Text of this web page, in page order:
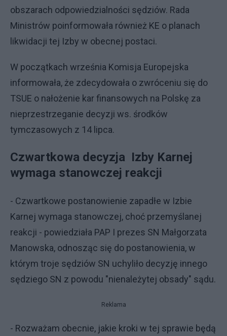
obszarach odpowiedzialności sędziów. Rada
Ministrów poinformowała również KE o planach
likwidacji tej Izby w obecnej postaci.
W początkach września Komisja Europejska
informowała, że zdecydowała o zwróceniu się do
TSUE o nałożenie kar finansowych na Polskę za
nieprzestrzeganie decyzji ws. środków
tymczasowych z 14 lipca.
Czwartkowa decyzja Izby Karnej
wymaga stanowczej reakcji
- Czwartkowe postanowienie zapadłe w Izbie
Karnej wymaga stanowczej, choć przemyślanej
reakcji - powiedziała PAP I prezes SN Małgorzata
Manowska, odnosząc się do postanowienia, w
którym troje sędziów SN uchyliło decyzję innego
sędziego SN z powodu "nienależytej obsady" sądu.
Reklama
- Rozważam obecnie, jakie kroki w tej sprawie będą